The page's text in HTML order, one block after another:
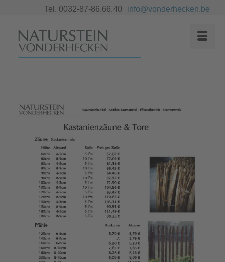
Tel. 0032-87-86.66.40 info@vonderhecken.be